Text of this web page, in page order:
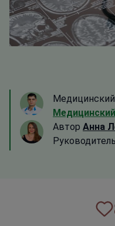
Автор Анна